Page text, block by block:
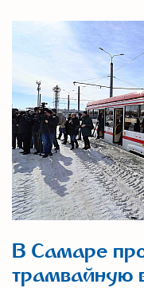
В Самаре
трамвайную